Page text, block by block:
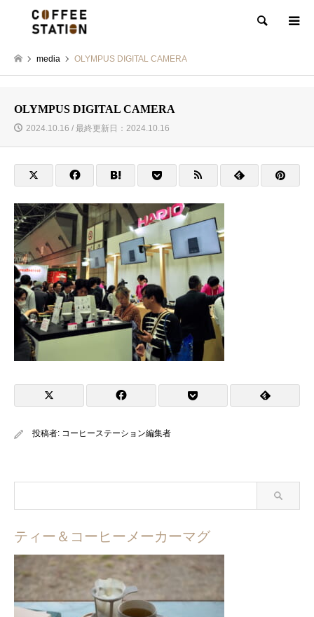
検索
media OLYMPUS DIGITAL CAMERA
OLYMPUS DIGITAL CAMERA
2024.10.16 / 最終更新日：2024.10.16
投稿者: コーヒーステーション編集者
ティー＆コーヒーメーカーマグ